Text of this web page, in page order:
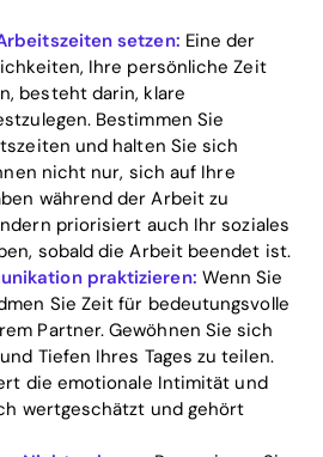
Home
Blog
setzen: Eine der
Ihre persönliche Zeit
besteht darin, klare
Bestimmen Sie
und halten Sie sich
nicht nur, sich auf Ihre
während der Arbeit zu
priorisiert auch Ihr soziales
sobald die Arbeit beendet ist.
praktizieren: Wenn Sie
Sie Zeit für bedeutungsvolle
Partner. Gewöhnen Sie sich
Tiefen Ihres Tages zu teilen.
die emotionale Intimität und
wertgeschätzt und gehört